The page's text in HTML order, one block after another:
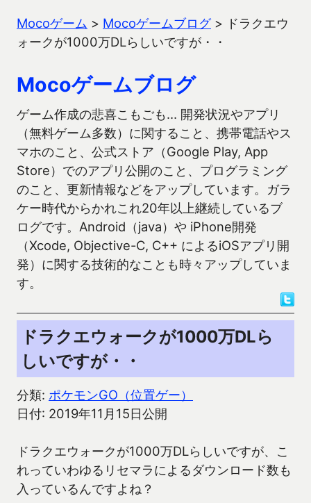
Mocoゲーム > Mocoゲームブログ> ドラクエウ
ォークが1000万DLらしいですが・・
Mocoゲームブログ
ゲーム作成の悲喜こもごも… 開発状況やアプリ
（無料ゲーム多数）に関すること、携帯電話やス
マホのこと、公式ストア（Google Play, App
Store）でのアプリ公開のこと、プログラミング
のこと、更新情報などをアップしています。ガラ
ケー時代からかれこれ20年以上継続しているブ
ログです。Android（java）や iPhone開発
（Xcode, Objective-C, C++ によるiOSアプリ開
発）に関する技術的なことも時々アップしていま
す。
ドラクエウォークが1000万DLら
しいですが・・
分類: ポケモンGO（位置ゲー）
日付: 2019年11月15日公開
ドラクエウォークが1000万DLらしいですが、こ
れっていわゆるリセマラによるダウンロード数も
入っているんですよね？